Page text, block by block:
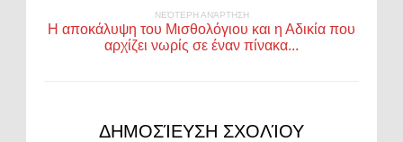
ΝΕΌΤΕΡΗ ΑΝΆΡΤΗΣΗ
H αποκάλυψη του Μισθολόγιου και η Αδικία που
αρχίζει νωρίς σε έναν πίνακα...
ΔΗΜΟΣΊΕΥΣΗ ΣΧΟΛΊΟΥ